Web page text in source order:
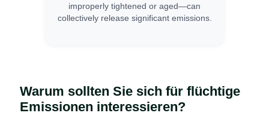
improperly tightened or aged—can
collectively release significant emissions.
Warum sollten Sie sich für flüchtige
Emissionen interessieren?